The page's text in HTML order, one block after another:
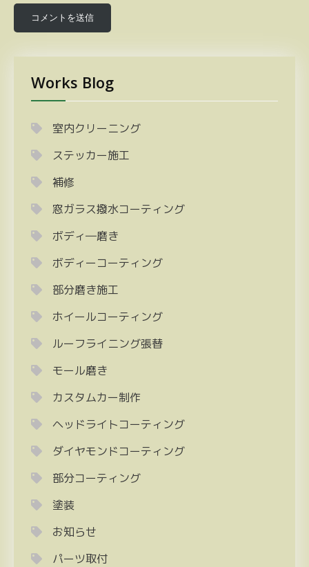
Works Blog
室内クリーニング
ステッカー施工
補修
窓ガラス撥水コーティング
ボディ―磨き
ボディーコーティング
部分磨き施工
ホイールコーティング
ルーフライニング張替
モール磨き
カスタムカー制作
ヘッドライトコーティング
ダイヤモンドコーティング
部分コーティング
塗装
お知らせ
パーツ取付